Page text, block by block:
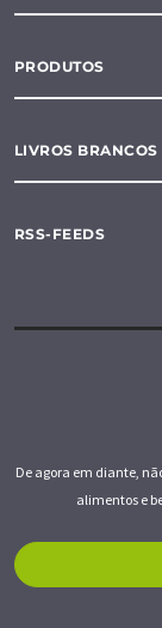
PRODUTOS
LIVROS BRANCOS
RSS-FEEDS
De agora em diante,
alimentos e